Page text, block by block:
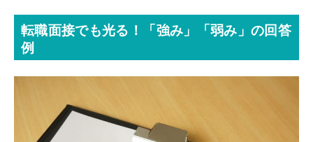
転職面接でも光る！「強み」「弱み」の回答
例